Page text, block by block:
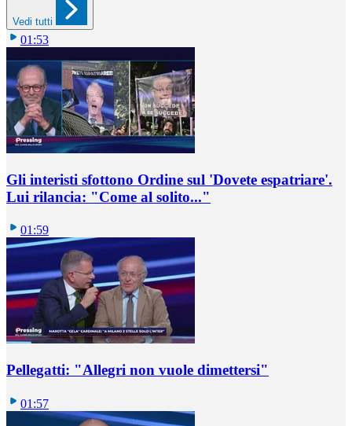
Vedi tutti
01:53
Gli interisti sfottono Ordine sul 'Dovete espatriare'.
Lui rilancia: "Come al solito..."
01:59
Pellegatti: "Allegri non vuole dimettersi"
01:57